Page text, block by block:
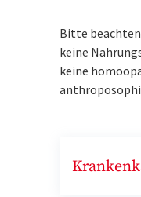
Bitte
keine
keine